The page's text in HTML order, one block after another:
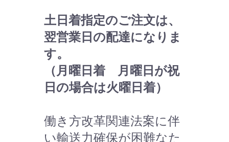
土日着指定のご注文は、
翌営業日の配達になりま
す。
（月曜日着 月曜日が祝
日の場合は火曜日着）
働き方改革関連法案に伴
い輸送力確保が困難なた